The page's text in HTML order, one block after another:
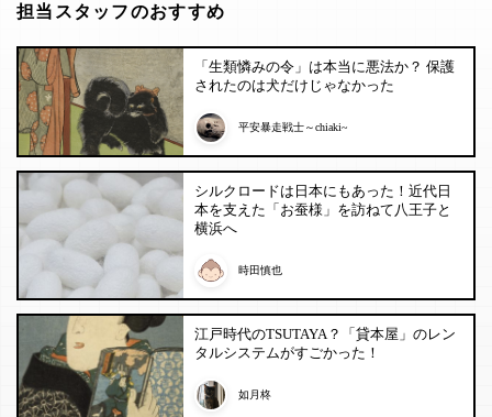
担当スタッフのおすすめ
「生類憐みの令」は本当に悪法か？ 保護
されたのは犬だけじゃなかった
平安暴走戦士～chiaki~
シルクロードは日本にもあった！近代日
本を支えた「お蚕様」を訪ねて八王子と
横浜へ
時田慎也
江戸時代のTSUTAYA？「貸本屋」のレン
タルシステムがすごかった！
如月柊